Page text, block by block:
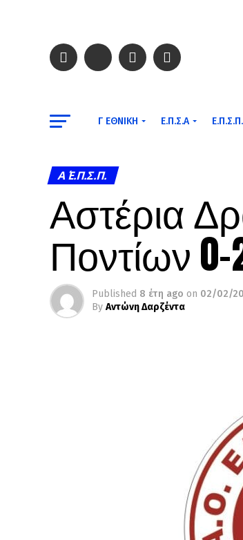
Γ ΕΘΝΙΚΉ Ε.Π.Σ.Α Ε.Π.Σ.Π.
Α΄ Ε.Π.Σ.Π.
Αστέρια
Ποντίων 0-
Published 8 έτη ago on 02/02/
By Αντώνη Δαρζέντα